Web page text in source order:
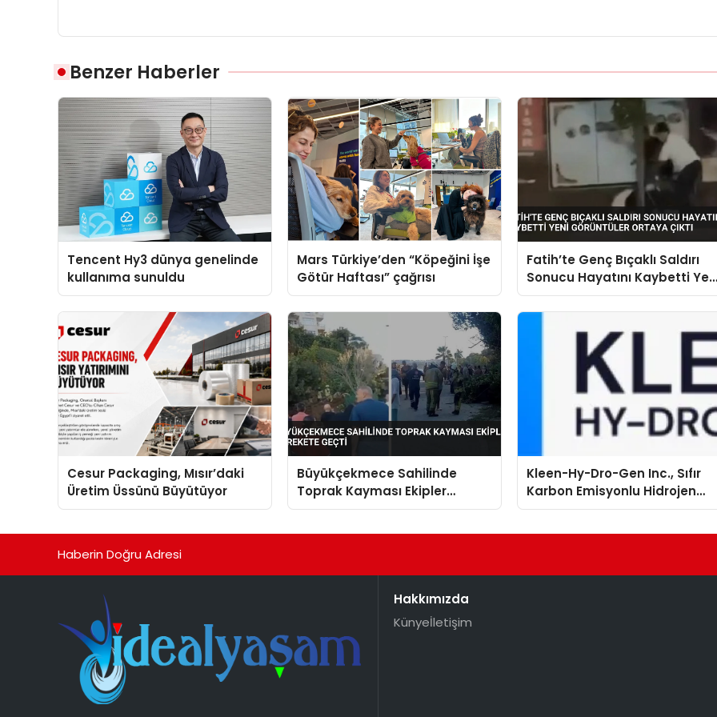
Benzer Haberler
Tencent Hy3 dünya genelinde
kullanıma sunuldu
Mars Türkiye’den “Köpeğini İşe
Götür Haftası” çağrısı
Fatih’te Genç Bıçaklı Saldırı
Sonucu Hayatını Kaybetti
Görüntüler Ortaya Çıktı
Cesur Packaging, Mısır’daki
Üretim Üssünü Büyütüyor
Büyükçekmece Sahilinde
Toprak Kayması Ekipler
Harekete Geçti
Kleen-Hy-Dro-Gen Inc., Sıfır
Karbon Emisyonlu Hidrojen
Isıtma Teknolojisinde ISO ve
Haberin Doğru Adresi
Hakkımızda
Künyeİletişim